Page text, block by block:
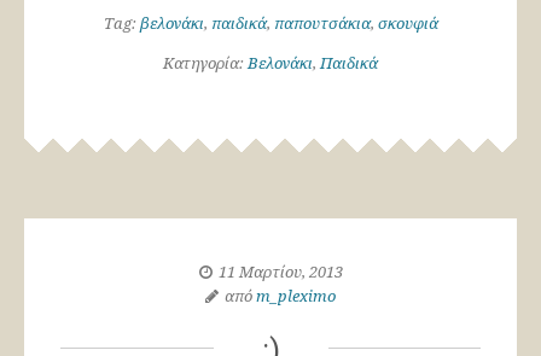
Tag: βελονάκι, παιδικά, παπουτσάκια, σκουφιά
Κατηγορία:Βελονάκι,Παιδικά
11 Μαρτίου, 2013
απόm_pleximo